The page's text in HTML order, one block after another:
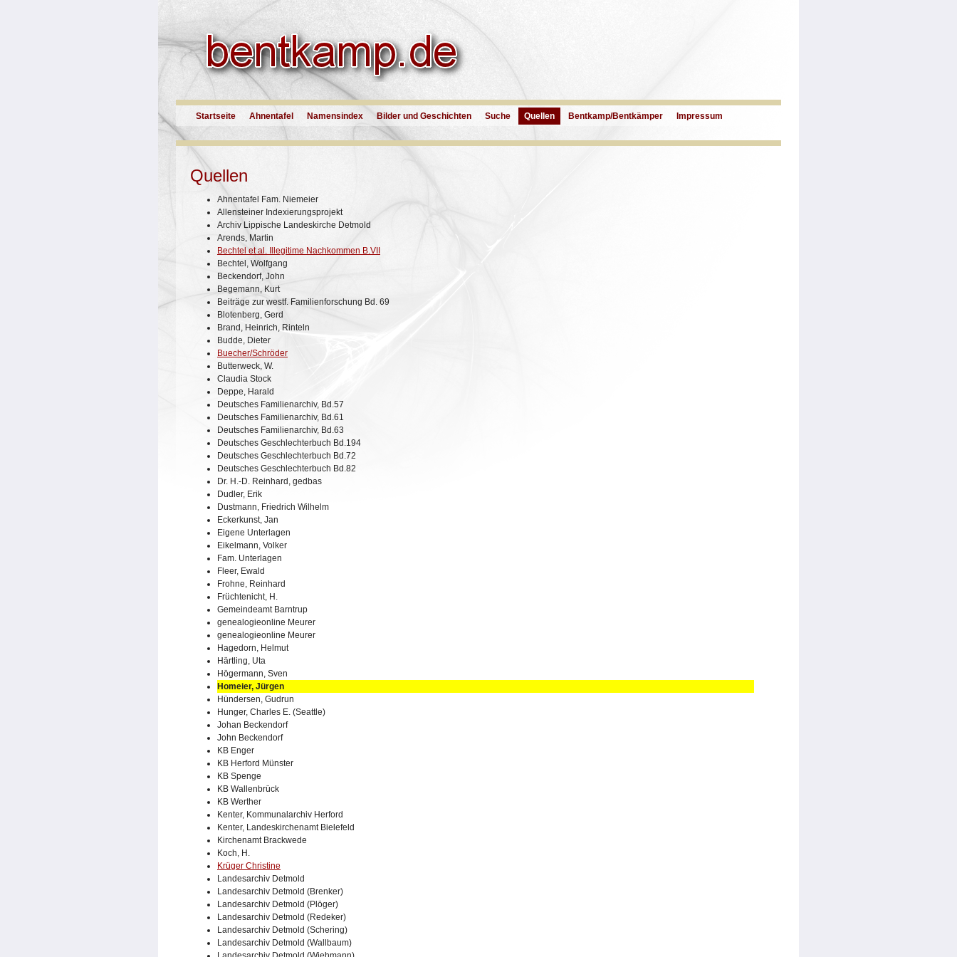
Startseite Ahnentafel Namensindex Bilder und Geschichten Suche Quellen Bentkamp/Bentkämper Impressum
Quellen
Ahnentafel Fam. Niemeier
Allensteiner Indexierungsprojekt
Archiv Lippische Landeskirche Detmold
Arends, Martin
Bechtel et al. Illegitime Nachkommen B.VII
Bechtel, Wolfgang
Beckendorf, John
Begemann, Kurt
Beiträge zur westf. Familienforschung Bd. 69
Blotenberg, Gerd
Brand, Heinrich, Rinteln
Budde, Dieter
Buecher/Schröder
Butterweck, W.
Claudia Stock
Deppe, Harald
Deutsches Familienarchiv, Bd.57
Deutsches Familienarchiv, Bd.61
Deutsches Familienarchiv, Bd.63
Deutsches Geschlechterbuch Bd.194
Deutsches Geschlechterbuch Bd.72
Deutsches Geschlechterbuch Bd.82
Dr. H.-D. Reinhard, gedbas
Dudler, Erik
Dustmann, Friedrich Wilhelm
Eckerkunst, Jan
Eigene Unterlagen
Eikelmann, Volker
Fam. Unterlagen
Fleer, Ewald
Frohne, Reinhard
Früchtenicht, H.
Gemeindeamt Barntrup
genealogieonline Meurer
genealogieonline Meurer
Hagedorn, Helmut
Härtling, Uta
Högermann, Sven
Homeier, Jürgen
Hündersen, Gudrun
Hunger, Charles E. (Seattle)
Johan Beckendorf
John Beckendorf
KB Enger
KB Herford Münster
KB Spenge
KB Wallenbrück
KB Werther
Kenter, Kommunalarchiv Herford
Kenter, Landeskirchenamt Bielefeld
Kirchenamt Brackwede
Koch, H.
Krüger Christine
Landesarchiv Detmold
Landesarchiv Detmold (Brenker)
Landesarchiv Detmold (Plöger)
Landesarchiv Detmold (Redeker)
Landesarchiv Detmold (Schering)
Landesarchiv Detmold (Wallbaum)